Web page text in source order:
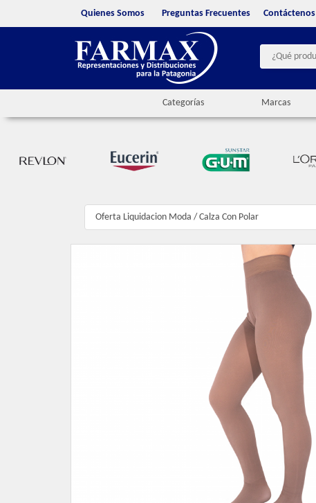
Quienes Somos Preguntas Frecuentes Contáctenos
Categorías Marcas
Oferta Liquidacion Moda / Calza Con Polar